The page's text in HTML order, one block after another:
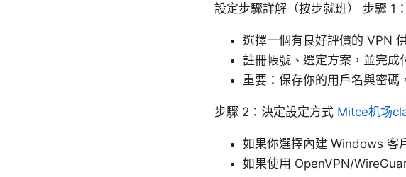
設定步驟詳解（按步就班） 步驟 1
選擇一個有良好評價的 VPN
註冊帳號、選定方案，並完成
重要：保存你的用戶名與密碼
步驟 2：決定設定方式 Mitce机场
如果你選擇內建 Windows 客
如果使用 OpenVPN/